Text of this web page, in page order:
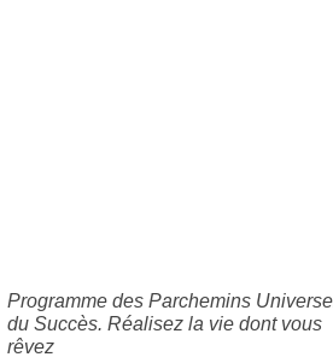
Programme des Parchemins
du Succès. Réalisez la vie dont vous
rêvez